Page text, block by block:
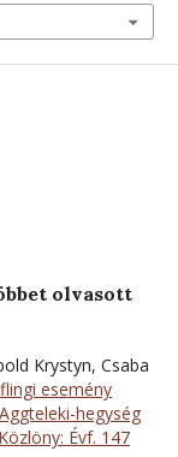
olvasott
Krystyn, Csaba
esemény
hegység
Évf. 147